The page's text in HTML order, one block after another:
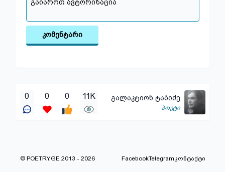
კომენტარი
0 0 0 11K გალაკტიონ ტაბიძე
პოეტი
© POETRY.GE 2013 - 2026 FacebookTelegramკონტაქტი